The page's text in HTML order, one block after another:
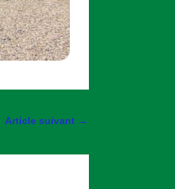
Article suivant →